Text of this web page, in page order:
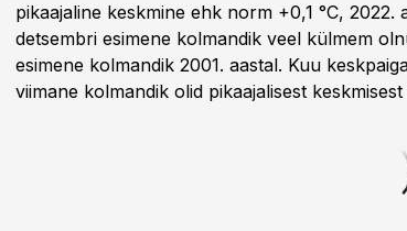
pikaajaline keskmine ehk norm +0,1 °C, 2022.
detsembri esimene kolmandik veel külmem
esimene kolmandik 2001. aastal. Kuu
viimane kolmandik olid pikaajalisest keskmisest